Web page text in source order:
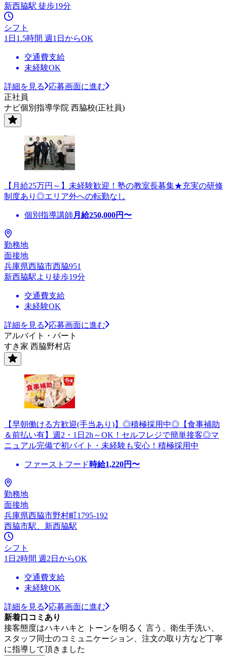
新西脇駅 徒歩19分
シフト
1日1.5時間 週1日からOK
交通費支給
未経験OK
詳細を見る
応募画面に進む
正社員
ナビ個別指導学院 西脇校(正社員)
【月給25万円～】未経験歓迎！塾の教室長募集★充実の研修
制度あり◎エリア外への転勤なし
個別指導講師 月給250,000円〜
勤務地
面接地
兵庫県西脇市西脇951
新西脇駅より徒歩19分
交通費支給
未経験OK
詳細を見る
応募画面に進む
アルバイト・パート
すき家 西脇野村店
【早朝働ける方歓迎(手当あり)】◎積極採用中◎【食事補助
＆前払い有】週2・1日2h～OK！セルフレジで簡単接客◎マ
ニュアル完備で初バイト・未経験も安心！積極採用中
ファーストフード 時給1,220円〜
勤務地
面接地
兵庫県西脇市野村町1795-192
西脇市駅、新西脇駅
シフト
1日2時間 週2日からOK
交通費支給
未経験OK
詳細を見る
応募画面に進む
新着口コミあり
接客態度はハキハキと トーンを明るく 言う、衛生手洗い、
スタッフ同士のコミュニケーション、注文の取り方など丁寧
に指導して頂きました